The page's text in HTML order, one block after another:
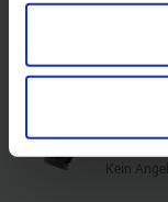
welche bis
Ihr Gerät
Erfahren Sie
verarbeitet
ASUS
Kein